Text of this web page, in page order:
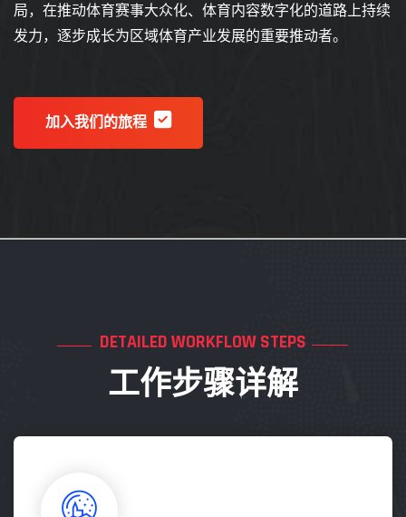
局，在推动体育赛事大众化、体育内容数字化的道路上持续
发力，逐步成长为区域体育产业发展的重要推动者。
加入我们的旅程
DETAILED WORKFLOW STEPS
工作步骤详解